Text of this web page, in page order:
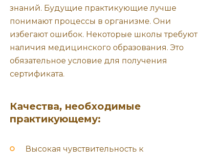
знаний. Будущие практикующие лучше
понимают процессы в организме. Они
избегают ошибок. Некоторые школы требуют
наличия медицинского образования. Это
обязательное условие для получения
сертификата.
Качества, необходимые
практикующему:
Высокая чувствительность к